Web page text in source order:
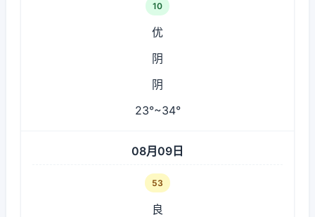
10
优
阴
阴
23°~34°
08月09日
53
良